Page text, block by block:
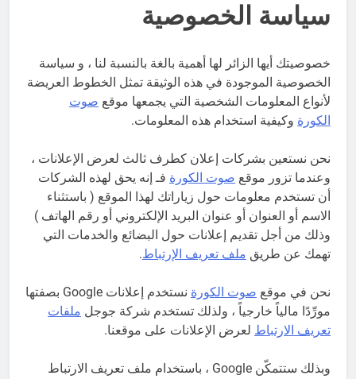
سياسة الخصوصية
خصوصيتك أيها الزائر لها أهمية بالغة بالنسبة لنا ، و سياسة
الخصوصية الموجودة في هذه الوثيقة تمثل الخطوط العريضة
لأنواع المعلومات الشخصية التي يجمعها موقع صوت
الكورة وكيفية استخدام هذه المعلومات.
نحن نستعين بشركات إعلان كطرف ثالث لعرض الإعلانات ،
وعندما تزور موقع صوت الكورة فـ إنه يحق لهذه الشركات
أن تستخدم معلومات حول زياراتك لهذا الموقع ( باستثناء
الاسم أو العنوان أو عنوان البريد الإلكتروني أو رقم الهاتف )
وذلك من أجل تقديم إعلانات حول البضائع والخدمات التي
تهمك عن طريق ملف تعريف الإرتباط.
نحن في موقع صوت الكورة
نستخدم إعلانات Google بصفتها
مورِّدًا مالياً خارجياً ، ولذلك تستخدم شركة جوجل ملفات
تعريف الارتباط لعرض الإعلانات على موقعنا.
وبذلك ستتمكّن Google ، باستخدام ملف تعريف الارتباط